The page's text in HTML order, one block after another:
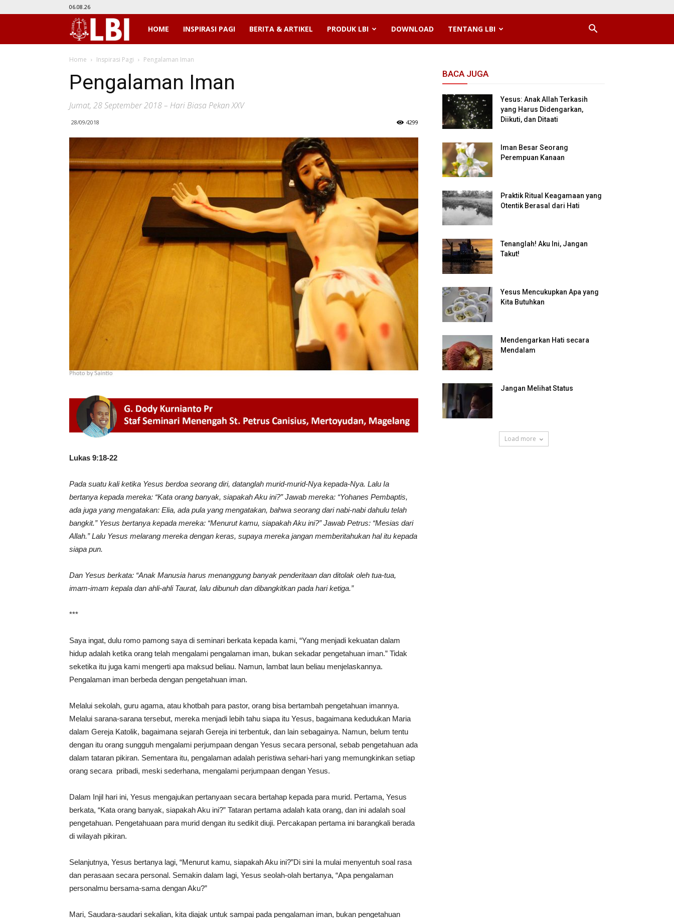
06.08.26
LBIHOME INSPIRASI PAGI BERITA & ARTIKEL PRODUK LBI DOWNLOAD TENTANG LBI
Home Inspirasi Pagi Pengalaman Iman
Pengalaman Iman
Jumat, 28 September 2018 – Hari Biasa Pekan XXV
28/09/2018 4299
Lukas 9:18-22
Pada suatu kali ketika Yesus berdoa seorang diri, datanglah murid-murid-Nya kepada-Nya. Lalu Ia
bertanya kepada mereka: “Kata orang banyak, siapakah Aku ini?” Jawab mereka: “Yohanes Pembaptis,
ada juga yang mengatakan: Elia, ada pula yang mengatakan, bahwa seorang dari nabi-nabi dahulu telah
bangkit.” Yesus bertanya kepada mereka: “Menurut kamu, siapakah Aku ini?” Jawab Petrus: “Mesias dari
Allah.” Lalu Yesus melarang mereka dengan keras, supaya mereka jangan memberitahukan hal itu kepada
siapa pun.
Dan Yesus berkata: “Anak Manusia harus menanggung banyak penderitaan dan ditolak oleh tua-tua,
imam-imam kepala dan ahli-ahli Taurat, lalu dibunuh dan dibangkitkan pada hari ketiga.”
***
Saya ingat, dulu romo pamong saya di seminari berkata kepada kami, “Yang menjadi kekuatan dalam
hidup adalah ketika orang telah mengalami pengalaman iman, bukan sekadar pengetahuan iman.” Tidak
seketika itu juga kami mengerti apa maksud beliau. Namun, lambat laun beliau menjelaskannya.
Pengalaman iman berbeda dengan pengetahuan iman.
Melalui sekolah, guru agama, atau khotbah para pastor, orang bisa bertambah pengetahuan imannya.
Melalui sarana-sarana tersebut, mereka menjadi lebih tahu siapa itu Yesus, bagaimana kedudukan Maria
dalam Gereja Katolik, bagaimana sejarah Gereja ini terbentuk, dan lain sebagainya. Namun, belum tentu
dengan itu orang sungguh mengalami perjumpaan dengan Yesus secara personal, sebab pengetahuan ada
dalam tataran pikiran. Sementara itu, pengalaman adalah peristiwa sehari-hari yang memungkinkan setiap
orang secara pribadi, meski sederhana, mengalami perjumpaan dengan Yesus.
Dalam Injil hari ini, Yesus mengajukan pertanyaan secara bertahap kepada para murid. Pertama, Yesus
berkata, “Kata orang banyak, siapakah Aku ini?” Tataran pertama adalah kata orang, dan ini adalah soal
pengetahuan. Pengetahuaan para murid dengan itu sedikit diuji. Percakapan pertama ini barangkali berada
di wilayah pikiran.
Selanjutnya, Yesus bertanya lagi, “Menurut kamu, siapakah Aku ini?”Di sini Ia mulai menyentuh soal rasa
dan perasaan secara personal. Semakin dalam lagi, Yesus seolah-olah bertanya, “Apa pengalaman
personalmu bersama-sama dengan Aku?”
Mari, Saudara-saudari sekalian, kita diajak untuk sampai pada pengalaman iman, bukan pengetahuan
BACA JUGA
Yesus: Anak Allah Terkasih
yang Harus Didengarkan,
Diikuti, dan Ditaati
Iman Besar Seorang
Perempuan Kanaan
Praktik Ritual Keagamaan yang
Otentik Berasal dari Hati
Tenanglah! Aku Ini, Jangan
Takut!
Yesus Mencukupkan Apa yang
Kita Butuhkan
Mendengarkan Hati secara
Mendalam
Jangan Melihat Status
Load more